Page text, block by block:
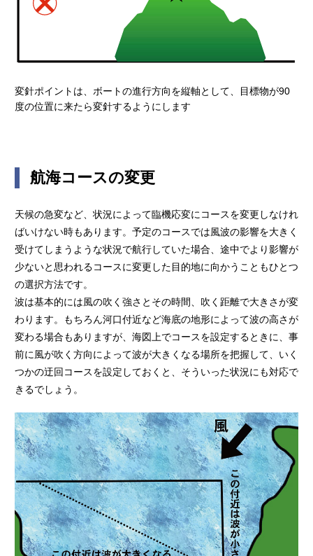
変針ポイントは、ボートの進行方向を縦軸として、目標物が90
度の位置に来たら変針するようにします
航海コースの変更
天候の急変など、状況によって臨機応変にコースを変更しなけれ
ばいけない時もあります。予定のコースでは風波の影響を大きく
受けてしまうような状況で航行していた場合、途中でより影響が
少ないと思われるコースに変更した目的地に向かうこともひとつ
の選択方法です。
波は基本的には風の吹く強さとその時間、吹く距離で大きさが変
わります。もちろん河口付近など海底の地形によって波の高さが
変わる場合もありますが、海図上でコースを設定するときに、事
前に風が吹く方向によって波が大きくなる場所を把握して、いく
つかの迂回コースを設定しておくと、そういった状況にも対応で
きるでしょう。